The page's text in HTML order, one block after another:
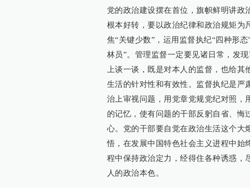
党的政治建设摆在首位，旗帜鲜明讲
根本好转，要以政治纪律和政治规矩为
焦“关键少数”，运用监督执纪“四种形
林员”。管理监督一定要见诸日常，发
上谈一谈，既是对本人的监督，也给
生活的针对性和有效性。监督执纪是严
治上审视问题，用党章党规党纪对照，
的记忆，使有问题的干部反躬自省、悔
心。党的干部要自觉在政治生活这个大
悟，在发展中国特色社会主义进程中始
程中保持政治定力，经得住各种诱惑，
人的政治本色。